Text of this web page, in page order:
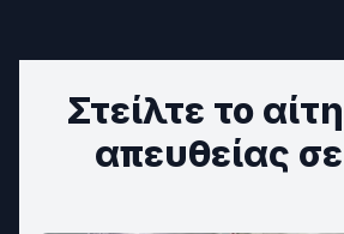
Στείλτε το
απευθείας